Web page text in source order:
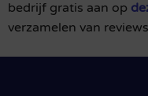
bedrijf gratis aan op
verzamelen van